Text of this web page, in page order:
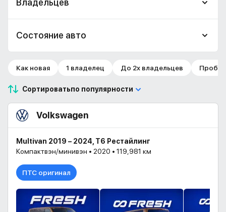
Владельцев
Состояние авто
Как новая 1 владелец До 2х владельцев
Сортироватьпо популярности
Volkswagen
Multivan 2019 – 2024, T6 Рестайлинг
Компактвэн/минивэн • 2020 • 119,981 км
ПТС оригинал